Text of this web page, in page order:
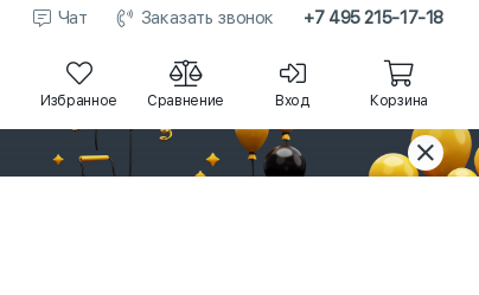
Чат Заказать звонок +7 495 215-17-18
Избранное Сравнение Вход Корзина